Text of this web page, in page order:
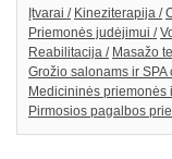
Įtvarai / Kineziterapija /
Priemonės judėjimui /
Reabilitacija / Masažo
Grožio salonams ir SPA
Medicininės priemonės
Pirmosios pagalbos